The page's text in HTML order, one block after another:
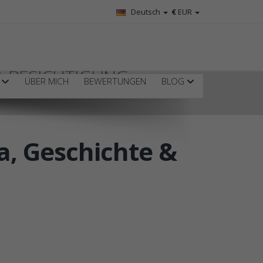
€ EUR
Deutsch
ÜBER MICH BEWERTUNGEN BLOG
BESICHTIGUNG
Geschichte &